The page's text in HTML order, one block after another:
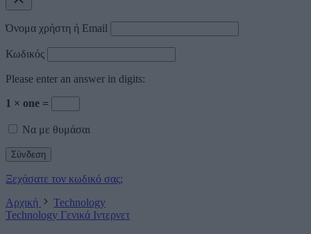
Όνομα χρήστη ή Email
Κωδικός
Please enter an answer in digits:
1 × one =
Να με θυμάσαι
Ξεχάσατε τον κωδικό σας;
Αρχική
Technology
Technology Γενικά Ιντερνετ